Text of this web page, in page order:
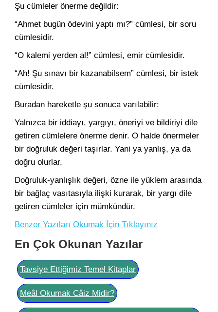
Şu cümleler önerme değildir:
“Ahmet bugün ödevini yaptı mı?” cümlesi, bir soru
cümlesidir.
“O kalemi yerden al!” cümlesi, emir cümlesidir.
“Ah! Şu sınavı bir kazanabilsem” cümlesi, bir istek
cümlesidir.
Buradan hareketle şu sonuca varılabilir:
Yalnızca bir iddiayı, yargıyı, öneriyi ve bildiriyi dile
getiren cümlelere önerme denir. O halde önermeler
bir doğruluk değeri taşırlar. Yani ya yanlış, ya da
doğru olurlar.
Doğruluk-yanlışlık değeri, özne ile yüklem arasında
bir bağlaç vasıtasıyla ilişki kurarak, bir yargı dile
getiren cümleler için mümkündür.
Benzer Yazıları Okumak İçin Tıklayınız
En Çok Okunan Yazılar
Tavsiye Ettiğimiz Temel Kitaplar
Meâl Okumak Câiz Midir?